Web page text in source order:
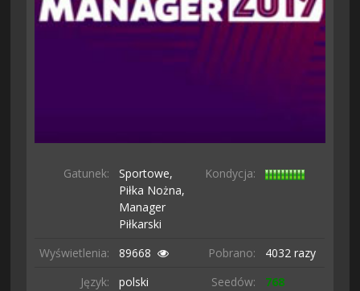
Gatunek:
Sportowe,
Piłka Nożna,
Manager
Piłkarski
Kondycja:
Wyświetlenia: 89668 Pobrano:
4032 razy
Język:
polski Seedów:
768